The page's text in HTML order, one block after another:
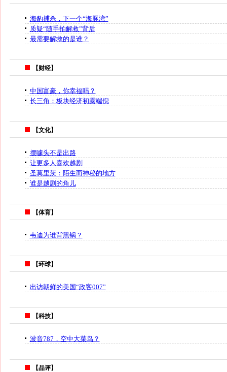
海豹捕杀，下一个“海豚湾”
质疑“随手拍解救”背后
最需要解救的是谁？
【财经】
中国富豪，你幸福吗？
长三角：板块经济初露端倪
【文化】
摆噱头不是出路
让更多人喜欢越剧
圣莫里茨：陌生而神秘的地方
谁是越剧的角儿
【体育】
韦迪为谁背黑锅？
【环球】
出访朝鲜的美国“政客007”
【科技】
波音787，空中大菜鸟？
【品评】